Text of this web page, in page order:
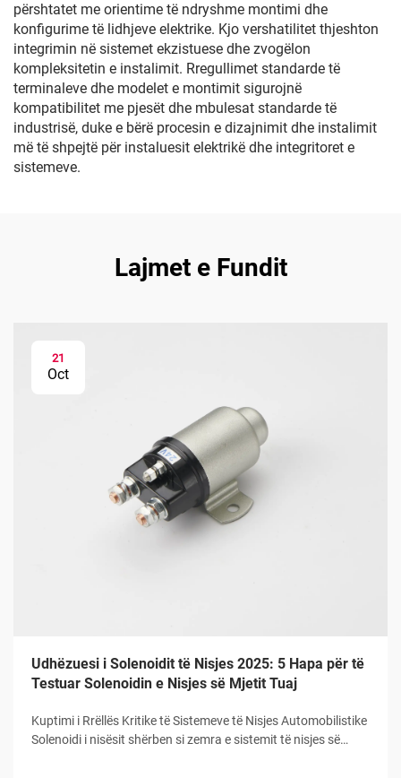
përshtatet me orientime të ndryshme montimi dhe
konfigurime të lidhjeve elektrike. Kjo vershatilitet thjeshton
integrimin në sistemet ekzistuese dhe zvogëlon
kompleksitetin e instalimit. Rregullimet standarde të
terminaleve dhe modelet e montimit sigurojnë
kompatibilitet me pjesët dhe mbulesat standarde të
industrisë, duke e bërë procesin e dizajnimit dhe instalimit
më të shpejtë për instaluesit elektrikë dhe integritoret e
sistemeve.
Lajmet e Fundit
21
Oct
Udhëzuesi i Solenoidit të Nisjes 2025: 5 Hapa për të
Testuar Solenoidin e Nisjes së Mjetit Tuaj
Kuptimi i Rrëllës Kritike të Sistemeve të Nisjes Automobilistike
Solenoidi i nisësit shërben si zemra e sistemit të nisjes së